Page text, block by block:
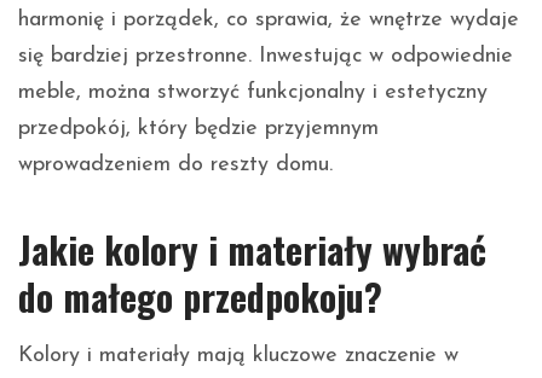
harmonię i porządek, co sprawia, że wnętrze wydaje
się bardziej przestronne. Inwestując w odpowiednie
meble, można stworzyć funkcjonalny i estetyczny
przedpokój, który będzie przyjemnym
wprowadzeniem do reszty domu.
Jakie kolory i materiały wybrać
do małego przedpokoju?
Kolory i materiały mają kluczowe znaczenie w